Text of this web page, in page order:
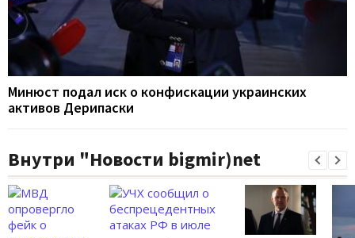
Минюст подал иск о конфискации украинских
активов Дерипаски
Внутри "Новости bigmir)net